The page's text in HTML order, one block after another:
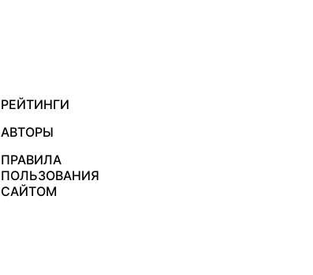
РЕЙТИНГИ
АВТОРЫ
ПРАВИЛА
ПОЛЬЗОВАНИЯ
САЙТОМ